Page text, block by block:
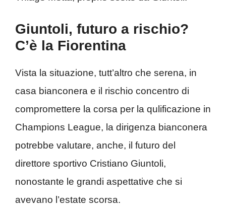
Giuntoli, futuro a rischio?
C’è la Fiorentina
Vista la situazione, tutt’altro che serena, in
casa bianconera e il rischio concentro di
compromettere la corsa per la qulificazione in
Champions League, la dirigenza bianconera
potrebbe valutare, anche, il futuro del
direttore sportivo Cristiano Giuntoli,
nonostante le grandi aspettative che si
avevano l’estate ​scorsa.